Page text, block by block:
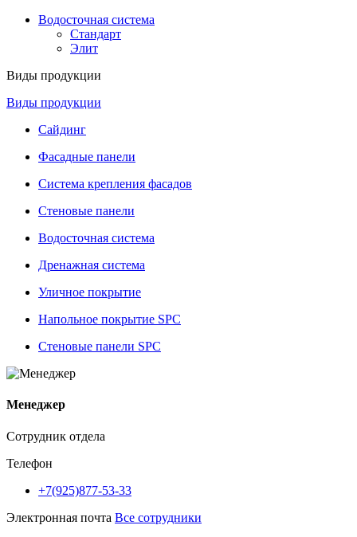
Водосточная система
Стандарт
Элит
Виды продукции
Виды продукции
Сайдинг
Фасадные панели
Система крепления фасадов
Стеновые панели
Водосточная система
Дренажная система
Уличное покрытие
Напольное покрытие SPC
Стеновые панели SPC
Менеджер
Сотрудник отдела
Телефон
+7(925)877-53-33
Электронная почта Все сотрудники